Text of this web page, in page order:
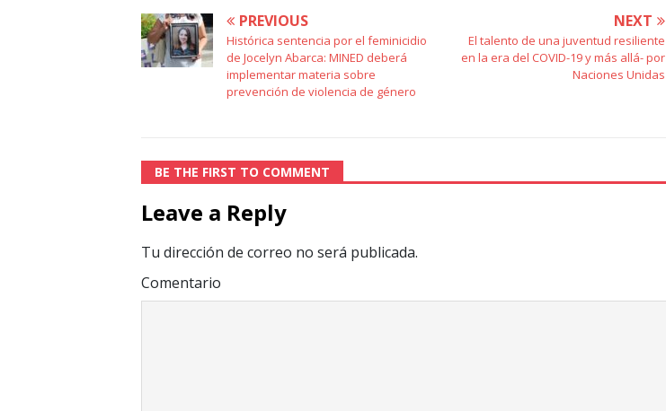
PREVIOUS
Histórica sentencia por el feminicidio
de Jocelyn Abarca: MINED deberá
implementar materia sobre
prevención de violencia de género
NEXT
El talento de una juventud resiliente
en la era del COVID-19 y más allá- por
Naciones Unidas
BE THE FIRST TO COMMENT
Leave a Reply
Tu dirección de correo no será publicada.
Comentario